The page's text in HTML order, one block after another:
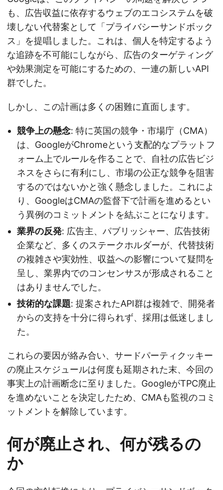
も、広告収益に依存するウェブのエコシステムを破
壊しない代替案として「プライバシーサンドボック
ス」を提唱しました。これは、個人を特定するよう
な追跡を不可能にしながら、広告のターゲティング
や効果測定を可能にするための、一連の新しいAPI
群でした。
しかし、この計画は多くの困難に直面します。
競争上の懸念: 特に英国の競争・市場庁（CMA）
は、GoogleがChromeという支配的なプラットフ
ォーム上でルールを作ることで、自社の広告ビジ
ネスをさらに有利にし、市場の公正な競争を阻害
するのではないかと強く懸念しました。これによ
り、GoogleはCMAの監督下で計画を進めるとい
う異例のコミットメントを結ぶことになります。
業界の反発: 広告主、パブリッシャー、広告技術
企業など、多くのステークホルダーが、代替技術
の複雑さや実効性、収益への影響について疑問を
呈し、業界内でのコンセンサスが形成されること
はありませんでした。
技術的な課題: 提案されたAPI群は複雑で、開発者
からの支持を十分に得られず、採用は低迷しまし
た。
これらの要因が絡み合い、サードパーティクッキー
の廃止スケジュールは何度も延期された末、今回の
事実上の計画断念に至りました。GoogleがTPC廃止
を進めないことを決定したため、CMAも監視のコミ
ットメントを解除しています。
何が廃止され、何が残るの
か